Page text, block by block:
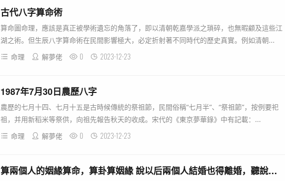
古代八字算命術
算命圖命理，應該是真正被學術遺忘的角落了，即以清朝乾嘉學派之瑣碎，也無暇顧及這些江
湖之術。但生辰八字算命術在民間影響極大，必定折射著不同時代的歷史真實。例如清朝...
命理
解夢佬 0 2023-12-23
1987年7月30日農歷八字
農歷的七月十四、七月十五是古時候傳統的祭祖節，民間俗稱“七月半”、“祭祖節”，按例要祀
祖，并用新稻米等祭供，向祖先報告秋天的收成。宋代的《東京夢華錄》中有記載：...
命理
解夢佬 0 2023-12-23
算兩個人的姻緣算命，算卦算姻緣 說以后兩個人結婚也得離婚，聽說算卦的那